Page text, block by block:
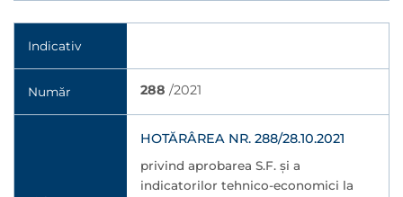
Indicativ
Număr 288 /2021
HOTĂRÂREA NR. 288/28.10.2021
privind aprobarea S.F. şi a
indicatorilor tehnico-economici la